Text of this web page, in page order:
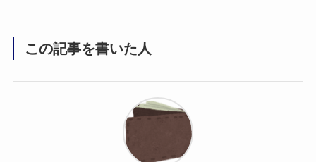
この記事を書いた人